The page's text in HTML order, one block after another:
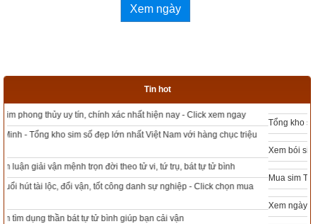
Lịch vạn niên - Chọn giờ tốt ngày đẹp
Xem ngày
Xem ngày
Tin hot
Tổng kho sim phong thủy - Sim hợp tuổi - Sim hợp mệnh giá rẻ nhất thị trường
Mua sim Thần tài, Thần tài theo bạn! Giao sim miễn phí